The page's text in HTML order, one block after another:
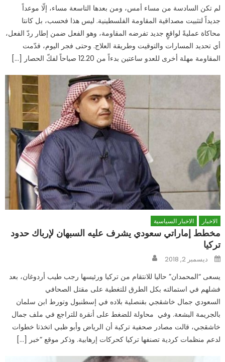
لم تكن السادسة من مساء أمس، ومن بعدها التاسعة مساء، إلّا موعداً
جديداً لتثبيت مصداقية المقاومة الفلسطينية. ليس هذا فحسب، بل كانتا
محاكاة عمليةً لواقعٍ جديد تفرضه المقاومة، وهو الفعل ضمن إطار ردّ الفعل،
أي تحديد المسارات والتوقيت وطريقة العلاج. وحتى فجر اليوم، قدّمت
المقاومة مهلة أخرى للعدو ساعتين بدءاً من 12.20 صباحاً لفكّ الحصار […]
الاخبار الاخبار السياسية
مخطط إماراتي سعودي يشرف عليه السبهان لإرباك حدود
تركيا
Posted
onديسمبر 2, 2018
يسعى “المحمدان” حاليا للانتقام من تركيا ورئيسها رجب طيب أردوغان، بعد
فشلهم في استمالته بكل الطرق للتغطية على مقتل الصحافي
السعودي جمال خاشقجي بقنصلية بلاده في إسطنبول وتورط ابن سلمان
بالجريمة البشعة. وفي محاولة للضغط على أنقرة للتراجع في ملف جمال
خاشقجي، قالت مصادر صحفية تركية أن الرياض وأبو ظبي اتخذتا خطوات
لدعم منظمات كردية تصنفها تركيا كحركات إرهابية. وذكر موقع “خبر […]